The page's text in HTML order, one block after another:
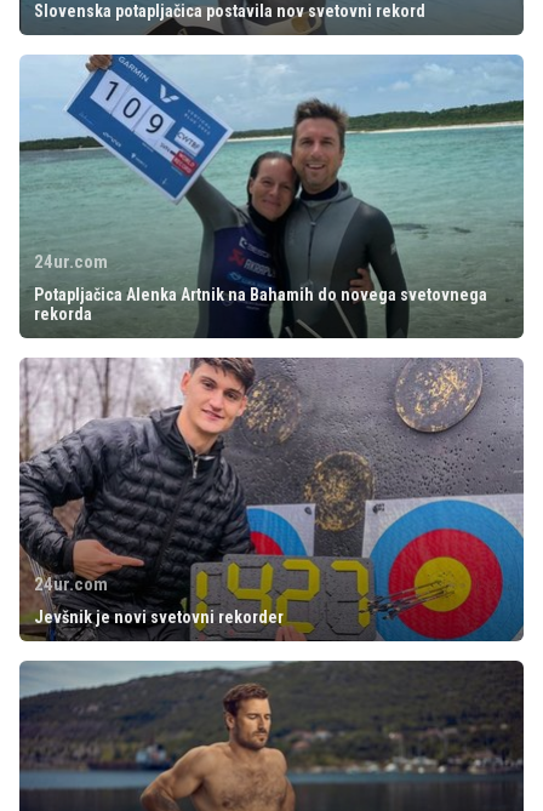
Slovenska potapljačica postavila nov svetovni rekord
24ur.com
Potapljačica Alenka Artnik na Bahamih do novega svetovnega
rekorda
24ur.com
Jevšnik je novi svetovni rekorder